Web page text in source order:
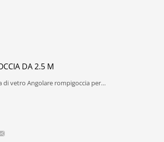
DA 2.5 M
di vetro Angolare rompigoccia per…